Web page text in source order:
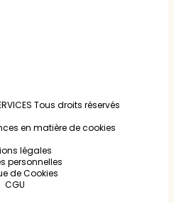
Tous droits réservés
en matière de cookies
légales
personnelles
de Cookies
CGU